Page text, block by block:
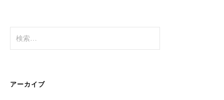
索:
アーカイブ